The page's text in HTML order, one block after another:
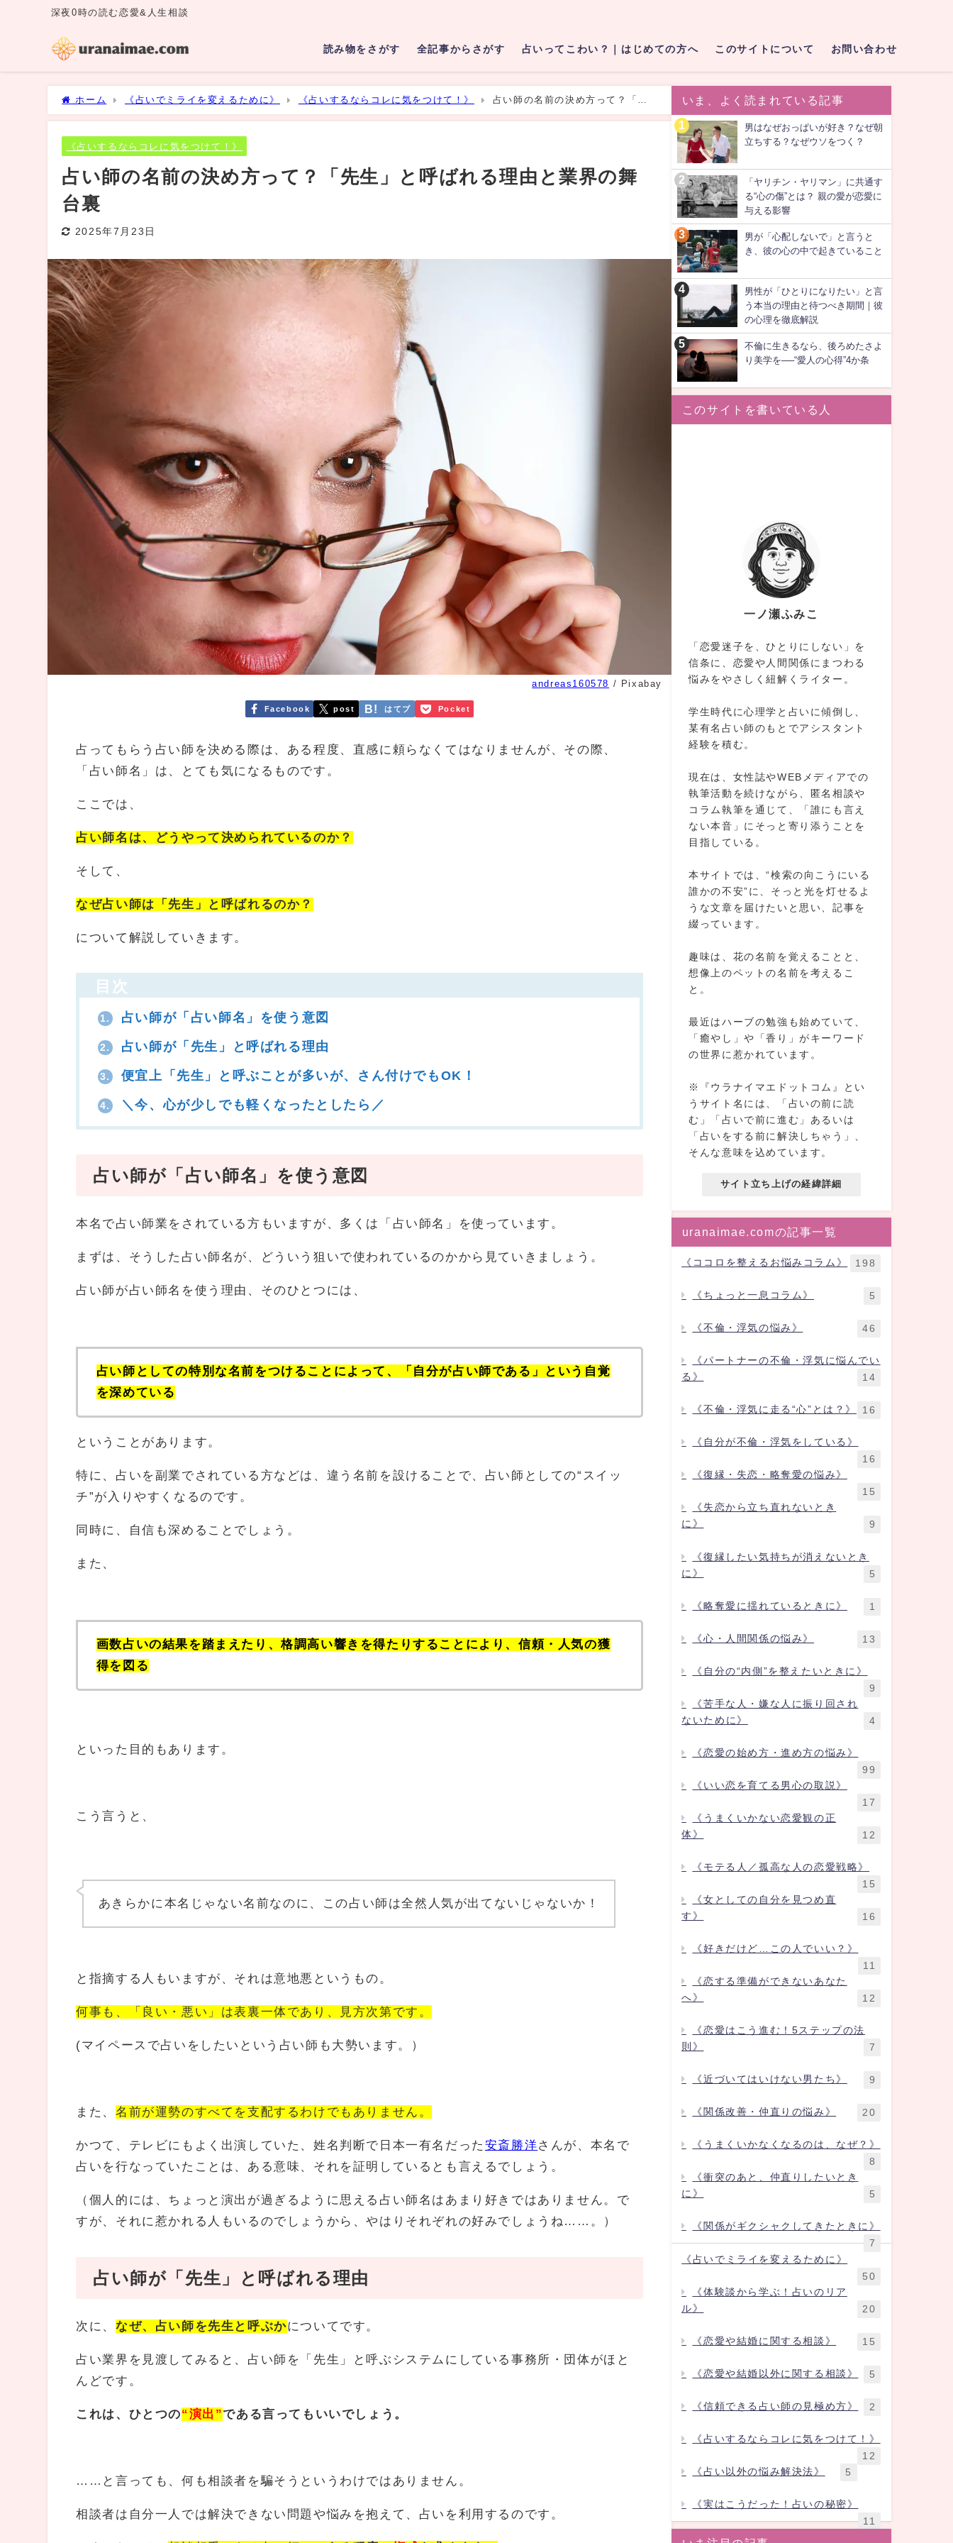
深夜0時の読む恋愛&人生相談
読み物をさがす 全記事からさがす 占いってこわい？｜はじめての方へ このサイトについて お問い合わせ
ホーム 《占いでミライを変えるために》 《占いするならコレに気をつけて！》
占い師の名前の決め方って？「先
生」と呼ばれる理由と業界の舞台裏
《占いするならコレに気をつけて！》
占い師の名前の決め方って？「先生」と呼ばれる理由と業界の舞
台裏
2025年7月23日
andreas160578 / Pixabay
Facebook post はてブ Pocket
占ってもらう占い師を決める際は、ある程度、直感に頼らなくてはなりませんが、その際、
「占い師名」は、とても気になるものです。
ここでは、
占い師名は、どうやって決められているのか？
そして、
なぜ占い師は「先生」と呼ばれるのか？
について解説していきます。
目次
1. 占い師が「占い師名」を使う意図
2. 占い師が「先生」と呼ばれる理由
3. 便宜上「先生」と呼ぶことが多いが、さん付けでもOK！
4. ＼今、心が少しでも軽くなったとしたら／
占い師が「占い師名」を使う意図
本名で占い師業をされている方もいますが、多くは「占い師名」を使っています。
まずは、そうした占い師名が、どういう狙いで使われているのかから見ていきましょう。
占い師が占い師名を使う理由、そのひとつには、
占い師としての特別な名前をつけることによって、「自分が占い師である」という自覚
を深めている
ということがあります。
特に、占いを副業でされている方などは、違う名前を設けることで、占い師としての“スイッ
チ”が入りやすくなるのです。
同時に、自信も深めることでしょう。
また、
画数占いの結果を踏まえたり、格調高い響きを得たりすることにより、信頼・人気の獲
得を図る
といった目的もあります。
こう言うと、
あきらかに本名じゃない名前なのに、この占い師は全然人気が出てないじゃないか！
と指摘する人もいますが、それは意地悪というもの。
何事も、「良い・悪い」は表裏一体であり、見方次第です。
(マイペースで占いをしたいという占い師も大勢います。）
また、名前が運勢のすべてを支配するわけでもありません。
かつて、テレビにもよく出演していた、姓名判断で日本一有名だった 安斎勝洋さんが、本名で
占いを行なっていたことは、ある意味、それを証明しているとも言えるでしょう。
（個人的には、ちょっと演出が過ぎるように思える占い師名はあまり好きではありません。で
すが、それに惹かれる人もいるのでしょうから、やはりそれぞれの好みでしょうね……。）
占い師が「先生」と呼ばれる理由
次に、なぜ、 占い師を先生と呼ぶかについてです。
占い業界を見渡してみると、占い師を「先生」と呼ぶシステムにしている事務所・団体がほと
んどです。
これは、ひとつの“演出”である言ってもいいでしょう。
……と言っても、何も相談者を騙そうというわけではありません。
相談者は自分一人では解決できない問題や悩みを抱えて、占いを利用するのです。
いま、よく読まれている記事
男はなぜおっぱいが好き？なぜ朝
立ちする？なぜウソをつく？
「ヤリチン・ヤリマン」に共通す
る“心の傷”とは？ 親の愛が恋愛に
与える影響
男が「心配しないで」と言うと
き、彼の心の中で起きていること
男性が「ひとりになりたい」と言
う本当の理由と待つべき期間｜彼
の心理を徹底解説
不倫に生きるなら、後ろめたさよ
り美学を──“愛人の心得”4か条
このサイトを書いている人
一ノ瀬ふみこ
「恋愛迷子を、ひとりにしない」を
信条に、恋愛や人間関係にまつわる
悩みをやさしく紐解くライター。
学生時代に心理学と占いに傾倒し、
某有名占い師のもとでアシスタント
経験を積む。
現在は、女性誌やWEBメディアでの
執筆活動を続けながら、匿名相談や
コラム執筆を通じて、「誰にも言え
ない本音」にそっと寄り添うことを
目指している。
本サイトでは、“検索の向こうにいる
誰かの不安”に、そっと光を灯せるよ
うな文章を届けたいと思い、記事を
綴っています。
趣味は、花の名前を覚えることと、
想像上のペットの名前を考えるこ
と。
最近はハーブの勉強も始めていて、
「癒やし」や「香り」がキーワード
の世界に惹かれています。
※『ウラナイマエドットコム』とい
うサイト名には、「占いの前に読
む」「占いで前に進む」あるいは
「占いをする前に解決しちゃう」、
そんな意味を込めています。
サイト立ち上げの経緯詳細
uranaimae.comの記事一覧
《ココロを整えるお悩みコラム》 198
《ちょっと一息コラム》 5
《不倫・浮気の悩み》 46
《パートナーの不倫・浮気に悩んでい
る》
14
《不倫・浮気に走る“心”とは？》 16
《自分が不倫・浮気をしている》
16
《復縁・失恋・略奪愛の悩み》
15
《失恋から立ち直れないとき
に》
9
《復縁したい気持ちが消えないとき
に》
5
《略奪愛に揺れているときに》 1
《心・人間関係の悩み》 13
《自分の“内側”を整えたいときに》
9
《苦手な人・嫌な人に振り回され
ないために》
4
《恋愛の始め方・進め方の悩み》
99
《いい恋を育てる男心の取説》
17
《うまくいかない恋愛観の正
体》
12
《モテる人／孤高な人の恋愛戦略》
15
《女としての自分を見つめ直
す》
16
《好きだけど…この人でいい？》
11
《恋する準備ができないあなた
へ》
12
《恋愛はこう進む！5ステップの法
則》
7
《近づいてはいけない男たち》 9
《関係改善・仲直りの悩み》 20
《うまくいかなくなるのは、なぜ？》
8
《衝突のあと、仲直りしたいとき
に》
5
《関係がギクシャクしてきたときに》
7
《占いでミライを変えるために》
50
《体験談から学ぶ！占いのリア
ル》
20
《恋愛や結婚に関する相談》 15
《恋愛や結婚以外に関する相談》 5
《信頼できる占い師の見極め方》 2
《占いするならコレに気をつけて！》
12
《占い以外の悩み解決法》
5
《実はこうだった！占いの秘密》
11